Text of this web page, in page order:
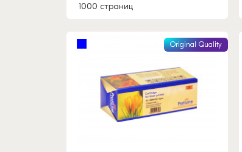
1000 страниц
Original Quality